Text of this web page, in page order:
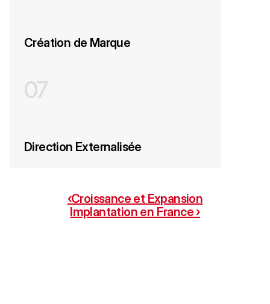
Création de Marque
07
Direction Externalisée
‹Croissance et Expansion
Implantation en France ›